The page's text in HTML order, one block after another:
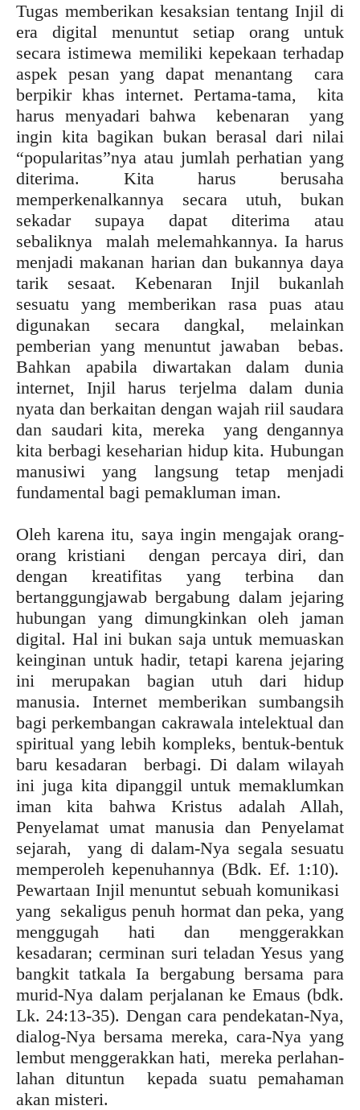
Tugas memberikan kesaksian tentang Injil di
era digital menuntut setiap orang untuk
secara istimewa memiliki kepekaan terhadap
aspek pesan yang dapat menantang cara
berpikir khas internet. Pertama-tama, kita
harus menyadari bahwa kebenaran yang
ingin kita bagikan bukan berasal dari nilai
“popularitas”nya atau jumlah perhatian yang
diterima. Kita harus berusaha
memperkenalkannya secara utuh, bukan
sekadar supaya dapat diterima atau
sebaliknya malah melemahkannya. Ia harus
menjadi makanan harian dan bukannya daya
tarik sesaat. Kebenaran Injil bukanlah
sesuatu yang memberikan rasa puas atau
digunakan secara dangkal, melainkan
pemberian yang menuntut jawaban bebas.
Bahkan apabila diwartakan dalam dunia
internet, Injil harus terjelma dalam dunia
nyata dan berkaitan dengan wajah riil saudara
dan saudari kita, mereka yang dengannya
kita berbagi keseharian hidup kita. Hubungan
manusiwi yang langsung tetap menjadi
fundamental bagi pemakluman iman.
Oleh karena itu, saya ingin mengajak orang-
orang kristiani dengan percaya diri, dan
dengan kreatifitas yang terbina dan
bertanggungjawab bergabung dalam jejaring
hubungan yang dimungkinkan oleh jaman
digital. Hal ini bukan saja untuk memuaskan
keinginan untuk hadir, tetapi karena jejaring
ini merupakan bagian utuh dari hidup
manusia. Internet memberikan sumbangsih
bagi perkembangan cakrawala intelektual dan
spiritual yang lebih kompleks, bentuk-bentuk
baru kesadaran berbagi. Di dalam wilayah
ini juga kita dipanggil untuk memaklumkan
iman kita bahwa Kristus adalah Allah,
Penyelamat umat manusia dan Penyelamat
sejarah, yang di dalam-Nya segala sesuatu
memperoleh kepenuhannya (Bdk. Ef. 1:10).
Pewartaan Injil menuntut sebuah komunikasi
yang sekaligus penuh hormat dan peka, yang
menggugah hati dan menggerakkan
kesadaran; cerminan suri teladan Yesus yang
bangkit tatkala Ia bergabung bersama para
murid-Nya dalam perjalanan ke Emaus (bdk.
Lk. 24:13-35). Dengan cara pendekatan-Nya,
dialog-Nya bersama mereka, cara-Nya yang
lembut menggerakkan hati, mereka perlahan-
lahan dituntun kepada suatu pemahaman
akan misteri.